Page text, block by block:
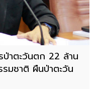
าตะวันตก 22 ล้าน
มชาติ ผืนป่าตะวัน